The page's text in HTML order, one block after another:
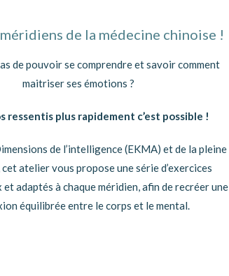
de la médecine chinoise !
de pouvoir se comprendre et savoir comment
maitriser ses émotions ?
ressentis plus rapidement c’est possible !
de l’intelligence (EKMA) et de la pleine
cet atelier vous proposeune série d’exercices
et adaptés à chaque méridien, afin de recréer une
équilibrée entre le corps et le mental.